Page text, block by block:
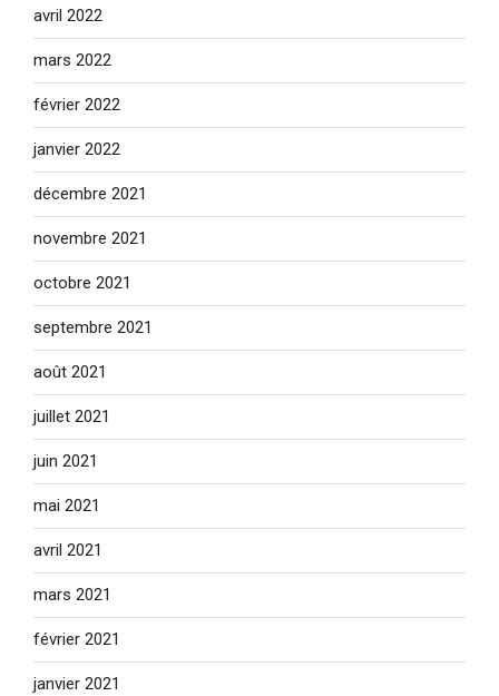
avril 2022
mars 2022
février 2022
janvier 2022
décembre 2021
novembre 2021
octobre 2021
septembre 2021
août 2021
juillet 2021
juin 2021
mai 2021
avril 2021
mars 2021
février 2021
janvier 2021